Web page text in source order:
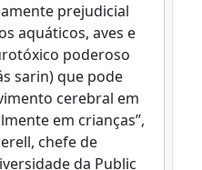
prejudicial
aquáticos, aves e
poderoso
sarin) que pode
cerebral em
em crianças”,
chefe de
da Public